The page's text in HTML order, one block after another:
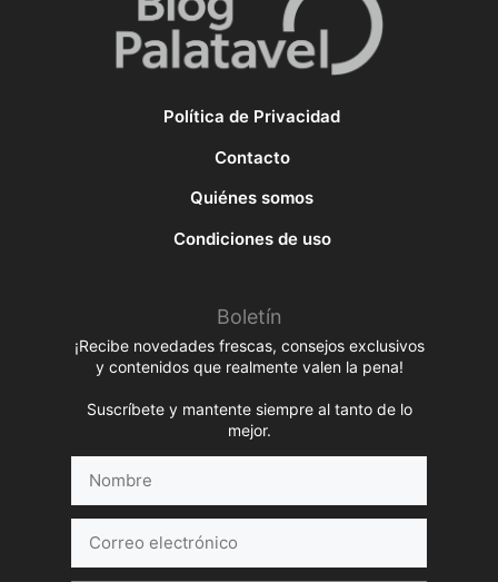
Política de Privacidad
Contacto
Quiénes somos
Condiciones de uso
Boletín
¡Recibe novedades frescas, consejos exclusivos
y contenidos que realmente valen la pena!
Suscríbete y mantente siempre al tanto de lo
mejor.
electrónico